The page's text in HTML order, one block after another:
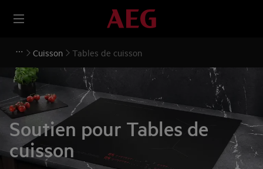
Cuisson Tables de cuisson
Soutien pour Tables de
cuisson